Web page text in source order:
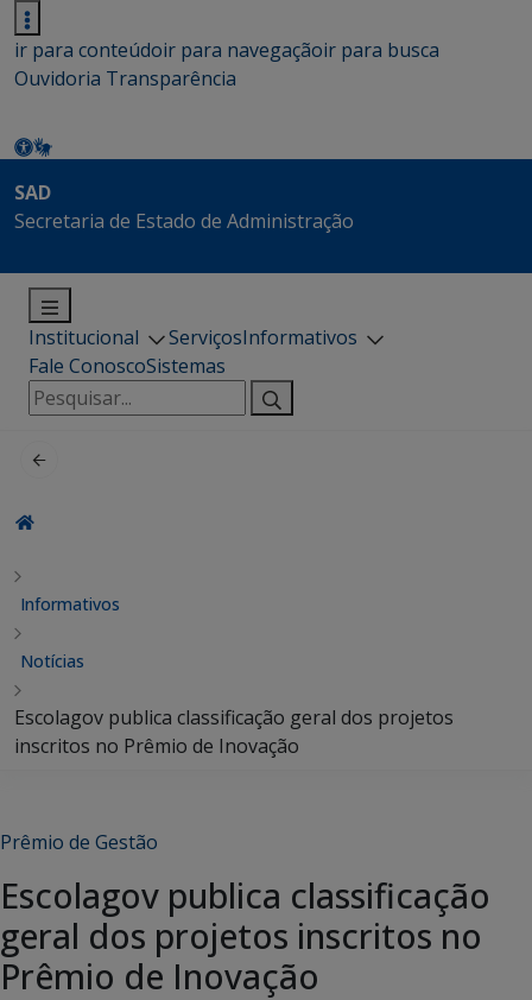
ir para conteúdoir para navegaçãoir para busca
Ouvidoria Transparência
SAD
Secretaria de Estado de Administração
Institucional ServiçosInformativos
Fale ConoscoSistemas
Pesquisar
por:
Informativos
Notícias
Escolagov publica classificação geral dos projetos
inscritos no Prêmio de Inovação
Prêmio de Gestão
Escolagov publica classificação
geral dos projetos inscritos no
Prêmio de Inovação